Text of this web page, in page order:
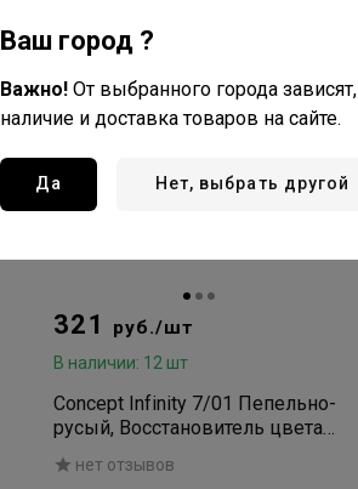
321 руб./шт
В наличии: 12 шт
Concept Infinity 7/01 Пепельно-
русый, Восстановитель цвета
седых волос с пептидами Anty-
Grey, 100мл
нет отзывов
Ваш город ?
Важно! От выбранного города зависят,
наличие и доставка товаров на сайте.
Да Нет, выбрать другой